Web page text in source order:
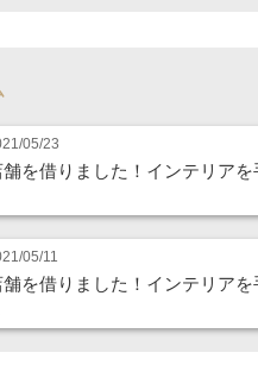
05/23
舗を借りました！インテリア
05/11
舗を借りました！インテリア